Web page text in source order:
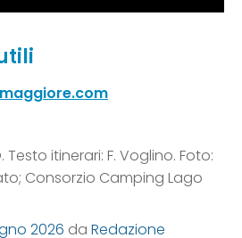
itinerari: F. Voglino. Foto:
Consorzio Camping Lago
2026 da Redazione